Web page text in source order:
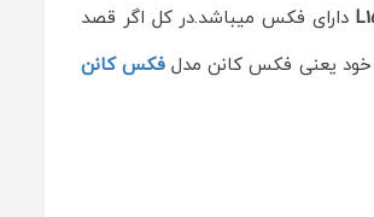
دارای فکس میباشد.در کل اگر قصد
یعنی فکس کانن مدل فکس کانن